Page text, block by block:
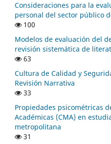
Consideraciones para la
personal del sector público
100
Modelos de evaluación del
revisión sistemática de
63
Cultura de Calidad y
Revisión Narrativa
33
Propiedades psicométricas
Académicas (CMA) en
metropolitana
31